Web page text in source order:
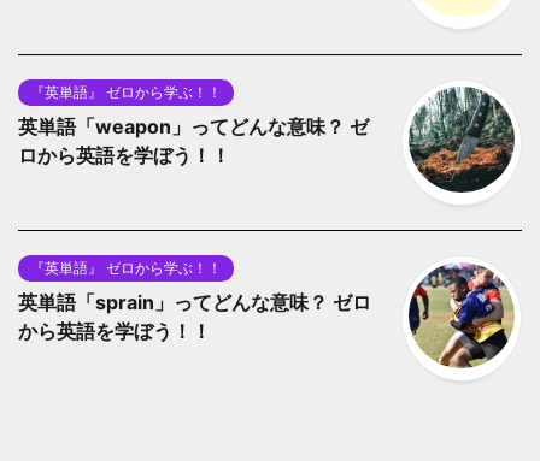
『英単語』 ゼロから学ぶ！！
英単語「weapon」ってどんな意味？ ゼ
ロから英語を学ぼう！！
『英単語』 ゼロから学ぶ！！
英単語「sprain」ってどんな意味？ ゼロ
から英語を学ぼう！！